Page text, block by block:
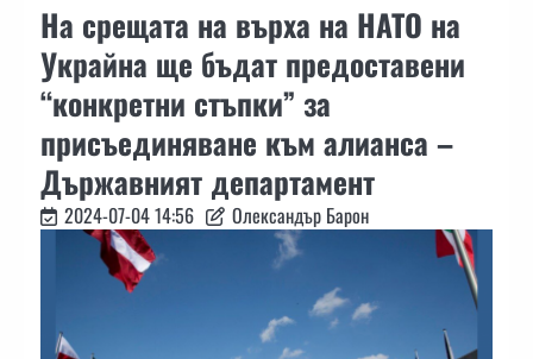
На срещата на върха на НАТО на
Украйна ще бъдат предоставени
“конкретни стъпки” за
присъединяване към алианса –
Държавният департамент
2024-07-04 14:56 Олександър Барон